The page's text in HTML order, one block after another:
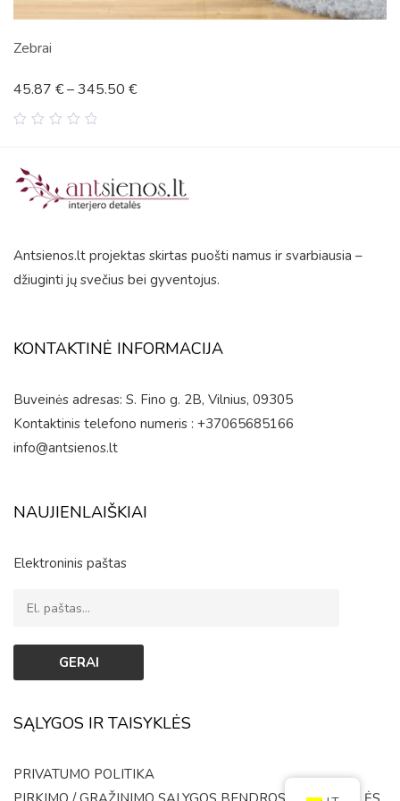
Zebrai
5
45.87 €–345.50 €
Antsienos.lt projektas skirtas puošti namus ir svarbiausia –
džiuginti jų svečius bei gyventojus.
KONTAKTINĖ INFORMACIJA
Buveinės adresas: S. Fino g. 2B, Vilnius, 09305
Kontaktinis telefono numeris : +37065685166
info@antsienos.lt
NAUJIENLAIŠKIAI
Elektroninis paštas
SĄLYGOS IR TAISYKLĖS
PRIVATUMO POLITIKA